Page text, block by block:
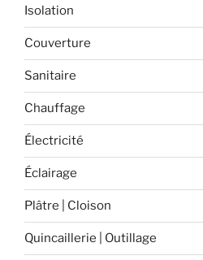
et
vos
Isolation
Couverture
Sanitaire
Chauffage
Électricité
Éclairage
Plâtre | Cloison
Quincaillerie | Outillage